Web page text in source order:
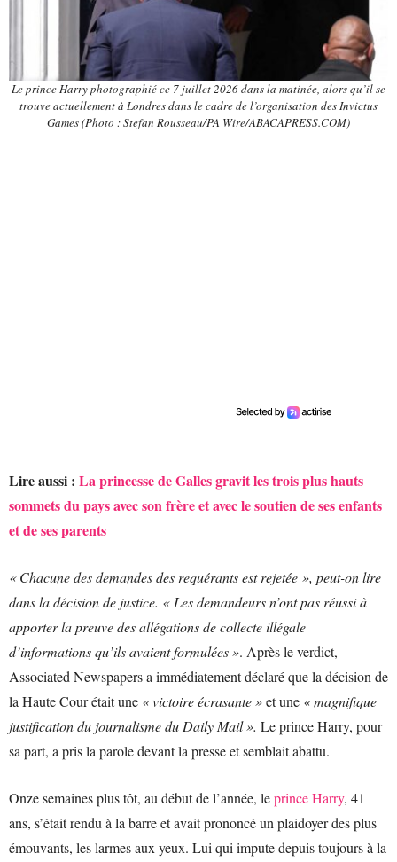
Le prince Harry photographié ce 7 juillet 2026 dans la matinée, alors qu’il se
trouve actuellement à Londres dans le cadre de l’organisation des Invictus
Games (Photo : Stefan Rousseau/PA Wire/ABACAPRESS.COM)
Lire aussi : La princesse de Galles gravit les trois plus hauts
sommets du pays avec son frère et avec le soutien de ses enfants
et de ses parents
« Chacune des demandes des requérants est rejetée », peut-on lire
dans la décision de justice. « Les demandeurs n’ont pas réussi à
apporter la preuve des allégations de collecte illégale
d’informations qu’ils avaient formulées ». Après le verdict,
Associated Newspapers a immédiatement déclaré que la décision de
la Haute Cour était une « victoire écrasante »et une « magnifique
justification du journalisme du Daily Mail ». Le prince Harry, pour
sa part, a pris la parole devant la presse et semblait abattu.
Onze semaines plus tôt, au début de l’année, leprince Harry, 41
ans, s’était rendu à la barre et avait prononcé un plaidoyer des plus
émouvants, les larmes aux yeux. Lui qui impute depuis toujours à la